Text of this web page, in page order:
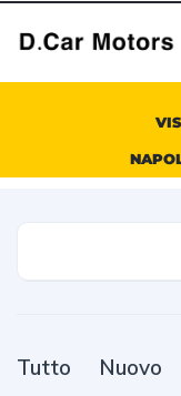
Tutto Nuovo